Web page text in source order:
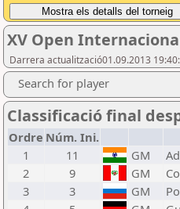
XV Open
Darrera actualització01.09.2013
Search for player
Classificació final
Ordre Núm. Ini.
1
11 GM
2
9 GM
3
3 GM